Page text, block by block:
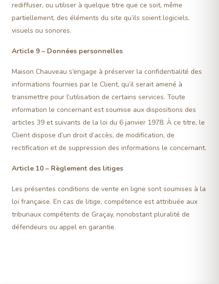
rediffuser, ou utiliser à quelque titre que ce soit, même
partiellement, des éléments du site qu’ils soient logiciels,
visuels ou sonores.
Article 9 – Données personnelles
Maison Chauveau s’engage à préserver la confidentialité des
informations fournies par le Client, qu’il serait amené à
transmettre pour l’utilisation de certains services. Toute
information le concernant est soumise aux dispositions des
articles 39 et suivants de la loi du 6 janvier 1978. À ce titre, le
Client dispose d’un droit d’accès, de modification, de
rectification et de suppression des informations le concernant.
Article 10 – Règlement des litiges
Les présentes conditions de vente en ligne sont soumises à la
loi française. En cas de litige, compétence est attribuée aux
tribunaux compétents de Graçay, nonobstant pluralité de
défendeurs ou appel en garantie.